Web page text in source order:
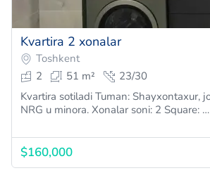
Kvartira 2 xonalar
Toshkent
2
51 m²
23/30
Kvartira sotiladi Tuman: Shayxontaxur, joy. LCD
NRG u minora. Xonalar soni: 2 Square: …
$160,000